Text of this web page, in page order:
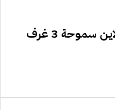
سموحة 3 غرف